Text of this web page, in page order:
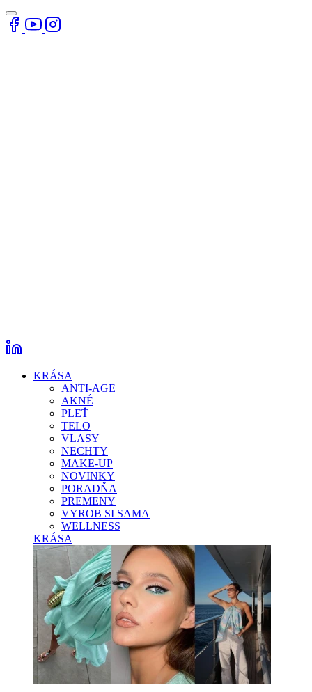
KRÁSA
ANTI-AGE
AKNÉ
PLEŤ
TELO
VLASY
NECHTY
MAKE-UP
NOVINKY
PORADŇA
PREMENY
VYROB SI SAMA
WELLNESS
KRÁSA